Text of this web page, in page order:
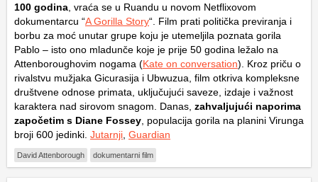
100 godina , vraća se u Ruandu u novom Netflixovom
dokumentarcu “A Gorilla Story“. Film prati politička previranja i
borbu za moć unutar grupe koju je utemeljila poznata gorila
Pablo – isto ono mladunče koje je prije 50 godina ležalo na
Attenboroughovim nogama (Kate on conversation). Kroz priču o
rivalstvu mužjaka Gicurasija i Ubwuzua, film otkriva kompleksne
društvene odnose primata, uključujući saveze, izdaje i važnost
karaktera nad sirovom snagom. Danas, zahvaljujući naporima
započetim s Diane Fossey , populacija gorila na planini Virunga
broji 600 jedinki. Jutarnji Guardian
David Attenborough dokumentarni film